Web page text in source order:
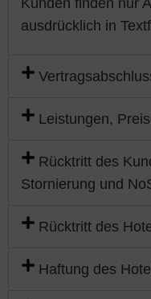
Kunden finden nur
ausdrücklich in
Leistungen,
Rücktritt des
Stornierung und
Rücktritt des
Haftung des